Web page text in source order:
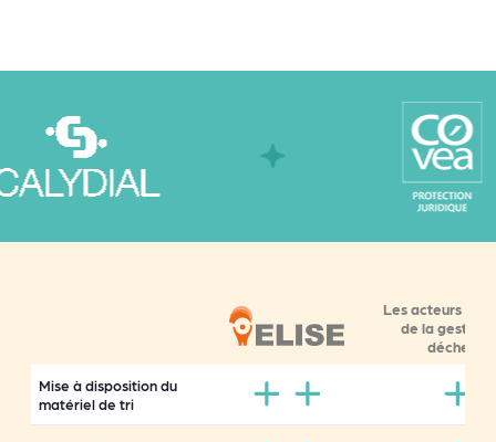
Les acteurs
de la gestion
déchets*
Mise à disposition du
matériel de tri